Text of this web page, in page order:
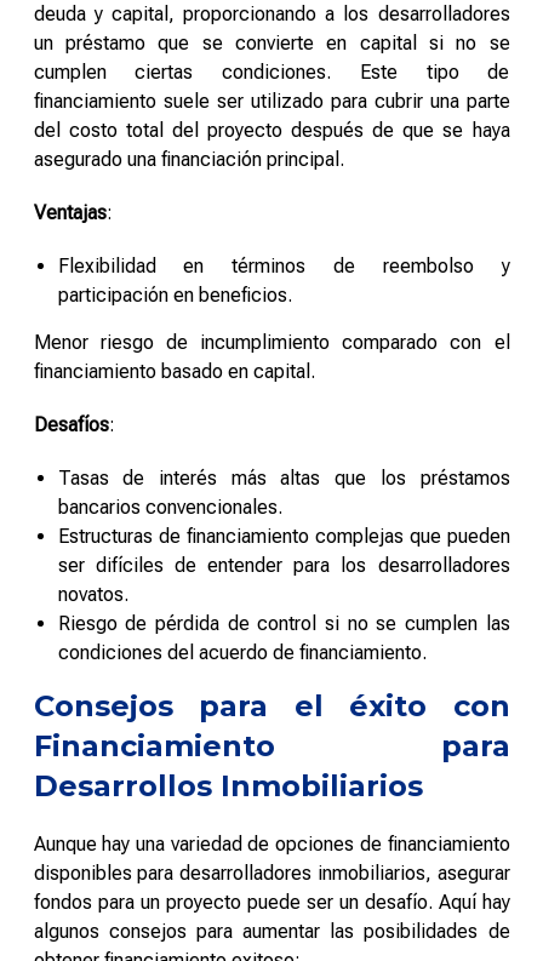
deuda y capital, proporcionando a los desarrolladores
un préstamo que se convierte en capital si no se
cumplen ciertas condiciones. Este tipo de
financiamiento suele ser utilizado para cubrir una parte
del costo total del proyecto después de que se haya
asegurado una financiación principal.
Ventajas:
Flexibilidad en términos de reembolso y
participación en beneficios.
Menor riesgo de incumplimiento comparado con el
financiamiento basado en capital.
Desafíos:
Tasas de interés más altas que los préstamos
bancarios convencionales.
Estructuras de financiamiento complejas que pueden
ser difíciles de entender para los desarrolladores
novatos.
Riesgo de pérdida de control si no se cumplen las
condiciones del acuerdo de financiamiento.
Consejos para el éxito con
Financiamiento para
Desarrollos Inmobiliarios
Aunque hay una variedad de opciones de financiamiento
disponibles para desarrolladores inmobiliarios, asegurar
fondos para un proyecto puede ser un desafío. Aquí hay
algunos consejos para aumentar las posibilidades de